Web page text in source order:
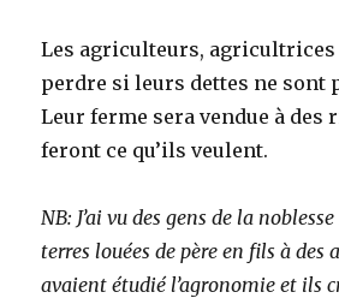
Les agriculteurs,
perdre si leurs dettes ne sont
Leur ferme sera vendue à des
feront ce qu’ils veulent.
NB: J’ai vu des gens de la
terres louées de père en fils à des
avaient étudié l’agronomie et ils